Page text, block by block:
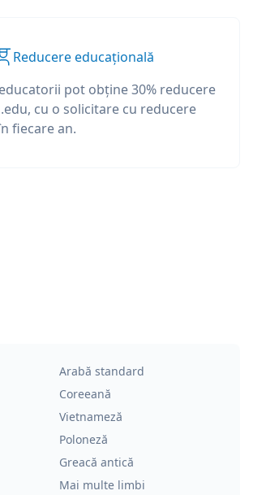
Reducere educațională
pot obține 30% reducere
cu o solicitare cu reducere
fiecare an.
Arabă standard
Coreeană
Vietnameză
Poloneză
Greacă antică
Mai multe limbi